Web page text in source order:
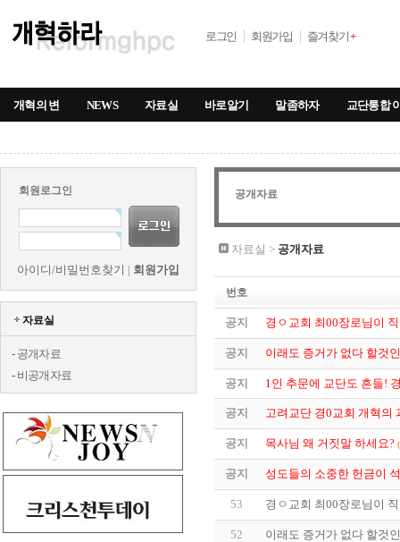
로그인 회원가입 즐겨찾기+
개혁의 변 NEWS 자료실 바로알기 말좀하자 교단통합
회원로그인
아이디/비밀번호찾기 | 회원가입
자료실
- 공개자료
- 비공개자료
공개자료
자료실 > 공개자료
번호
공지 경ㅇ교회 최00장로님이
공지 이래도 증거가 없다 할것
공지 1인 추문에 교단도 흔들!
공지 고려교단 경0교회 개혁의
공지 목사님 왜 거짓말 하세요?
공지 성도들의 소중한 헌금이
53 경ㅇ교회 최00장로님이
52 이래도 증거가 없다 할것